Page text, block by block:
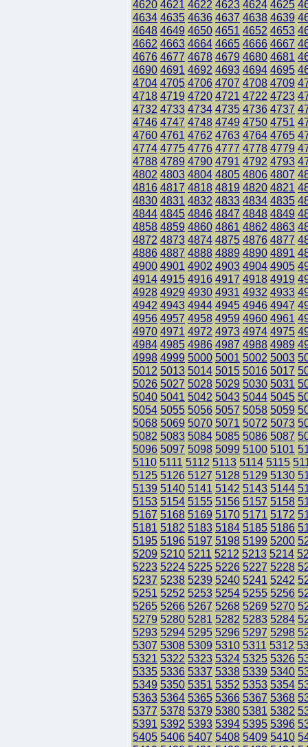
4620 4621 4622 4623 4624 4625
4634 4635 4636 4637 4638 4639
4648 4649 4650 4651 4652 4653
4662 4663 4664 4665 4666 4667
4676 4677 4678 4679 4680 4681
4690 4691 4692 4693 4694 4695
4704 4705 4706 4707 4708 4709
4718 4719 4720 4721 4722 4723
4732 4733 4734 4735 4736 4737
4746 4747 4748 4749 4750 4751
4760 4761 4762 4763 4764 4765
4774 4775 4776 4777 4778 4779
4788 4789 4790 4791 4792 4793
4802 4803 4804 4805 4806 4807
4816 4817 4818 4819 4820 4821
4830 4831 4832 4833 4834 4835
4844 4845 4846 4847 4848 4849
4858 4859 4860 4861 4862 4863
4872 4873 4874 4875 4876 4877
4886 4887 4888 4889 4890 4891
4900 4901 4902 4903 4904 4905
4914 4915 4916 4917 4918 4919
4928 4929 4930 4931 4932 4933
4942 4943 4944 4945 4946 4947
4956 4957 4958 4959 4960 4961
4970 4971 4972 4973 4974 4975
4984 4985 4986 4987 4988 4989
4998 4999 5000 5001 5002 5003
5012 5013 5014 5015 5016 5017
5026 5027 5028 5029 5030 5031
5040 5041 5042 5043 5044 5045
5054 5055 5056 5057 5058 5059
5068 5069 5070 5071 5072 5073
5082 5083 5084 5085 5086 5087
5096 5097 5098 5099 5100 5101
5110 5111 5112 5113 5114 5115
5125 5126 5127 5128 5129 5130
5139 5140 5141 5142 5143 5144
5153 5154 5155 5156 5157 5158
5167 5168 5169 5170 5171 5172
5181 5182 5183 5184 5185 5186
5195 5196 5197 5198 5199 5200
5209 5210 5211 5212 5213 5214
5223 5224 5225 5226 5227 5228
5237 5238 5239 5240 5241 5242
5251 5252 5253 5254 5255 5256
5265 5266 5267 5268 5269 5270
5279 5280 5281 5282 5283 5284
5293 5294 5295 5296 5297 5298
5307 5308 5309 5310 5311 5312
5321 5322 5323 5324 5325 5326
5335 5336 5337 5338 5339 5340
5349 5350 5351 5352 5353 5354
5363 5364 5365 5366 5367 5368
5377 5378 5379 5380 5381 5382
5391 5392 5393 5394 5395 5396
5405 5406 5407 5408 5409 5410